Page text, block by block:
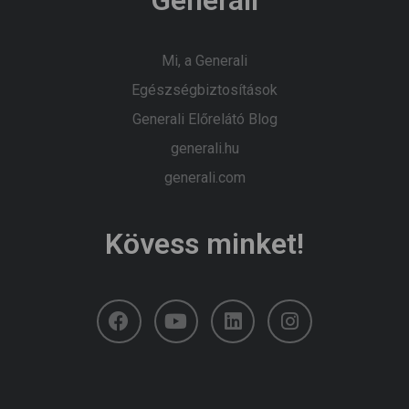
Mi, a Generali
Egészségbiztosítások
Generali Előrelátó Blog
generali.hu
generali.com
Kövess minket!